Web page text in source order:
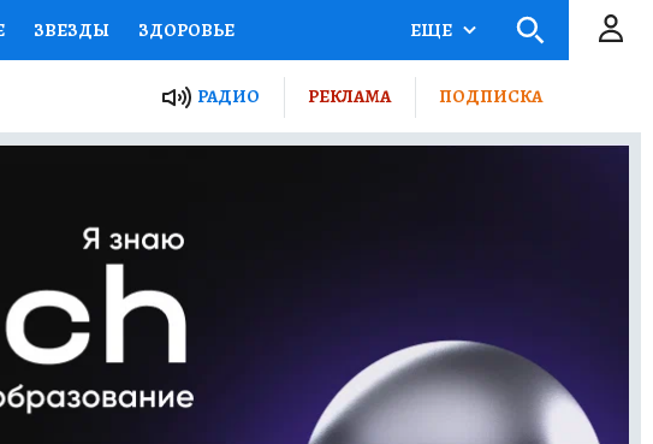
ЗВЕЗДЫ ЗДОРОВЬЕ
ПРОЕКТЫ РОССИИ
СЕКРЕТЫ ПУТЕВОДИТЕЛЬ
ГИД ПОТРЕБИТЕЛЯ
ЕЩЕ
РАДИО РЕКЛАМА ПОДПИСКА